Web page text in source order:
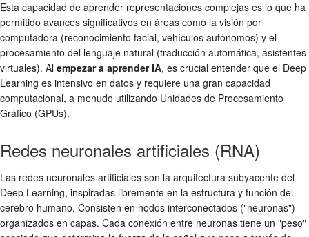
Esta capacidad de aprender representaciones complejas es lo que ha
permitido avances significativos en áreas como la visión por
computadora (reconocimiento facial, vehículos autónomos) y el
procesamiento del lenguaje natural (traducción automática, asistentes
virtuales). Al empezar a aprender IA, es crucial entender que el Deep
Learning es intensivo en datos y requiere una gran capacidad
computacional, a menudo utilizando Unidades de Procesamiento
Gráfico (GPUs).
Redes neuronales artificiales (RNA)
Las redes neuronales artificiales son la arquitectura subyacente del
Deep Learning, inspiradas libremente en la estructura y función del
cerebro humano. Consisten en nodos interconectados ("neuronas")
organizados en capas. Cada conexión entre neuronas tiene un "peso"